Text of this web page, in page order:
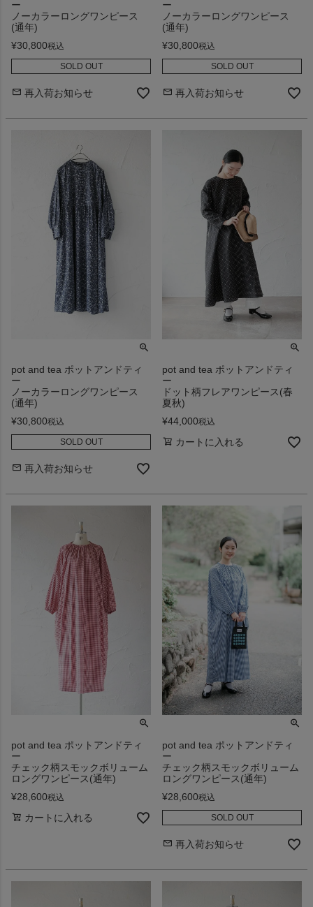
ー
ノーカラーロングワンピース
(通年)
¥30,800税込
SOLD OUT
再入荷お知らせ
ー
ノーカラーロングワンピース
(通年)
¥30,800税込
SOLD OUT
再入荷お知らせ
pot and tea ポットアンドティ
ー
ノーカラーロングワンピース
(通年)
¥30,800税込
SOLD OUT
再入荷お知らせ
pot and tea ポットアンドティ
ー
ドット柄フレアワンピース(春
夏秋)
¥44,000税込
カートに入れる
pot and tea ポットアンドティ
ー
チェック柄スモックボリューム
ロングワンピース(通年)
¥28,600税込
カートに入れる
pot and tea ポットアンドティ
ー
チェック柄スモックボリューム
ロングワンピース(通年)
¥28,600税込
SOLD OUT
再入荷お知らせ